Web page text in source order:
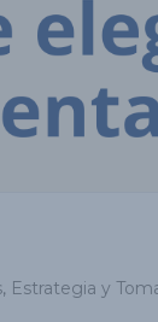
, Estrategia y